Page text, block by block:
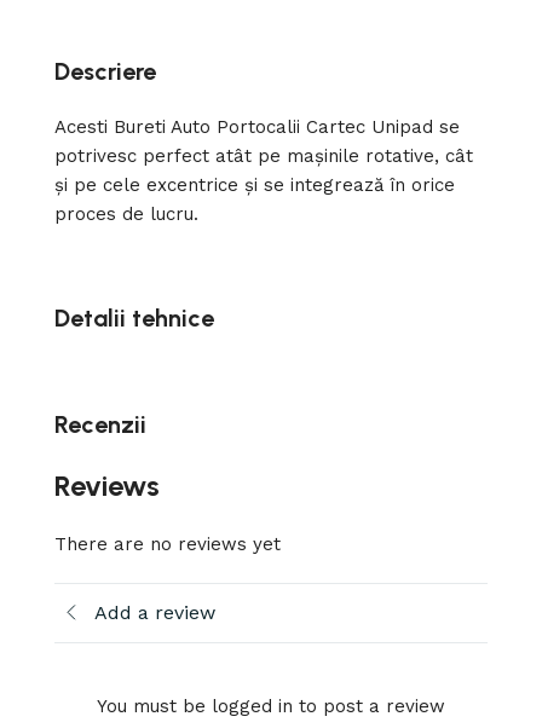
Descriere
Acesti Bureti Auto Portocalii Cartec Unipad se
potrivesc perfect atât pe mașinile rotative, cât
și pe cele excentrice și se integrează în orice
proces de lucru.
Detalii tehnice
Recenzii
Reviews
There are no reviews yet
Add a review
You must be logged in to post a review